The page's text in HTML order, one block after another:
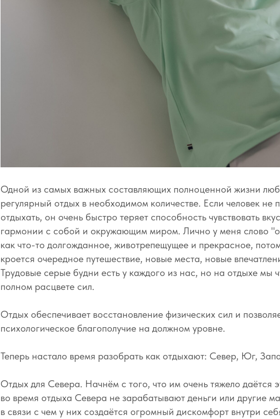
Одной из самых важных составляющих полноценной жизни
регулярный отдых в необходимом количестве. Если человек не
отдыхать, он очень быстро теряет способность чувствовать
гармонии с собой и окружающим миром. Лично у меня слово
как что-то долгожданное, животрепещущее и прекрасное,
кроется очередное путешествие, новые места, новые
Трудовые серые будни есть у каждого из нас, но на отдыхе мы
полном расцвете сил.
Отдых обеспечивает восстановление физических сил и
психологическое благополучие на должном уровне.
Теперь настало время разобрать как отдыхают: Север, Юг,
Отдых для Севера. Начнём с того, что им очень тяжело даётся
во время отдыха Севера не зарабатывают деньги или другие
в связи с чем у них создаётся огромный дискомфорт внутри